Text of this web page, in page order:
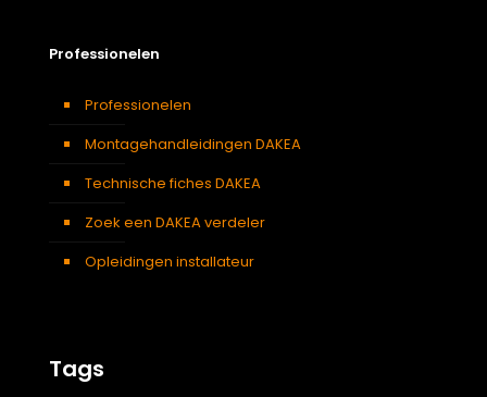
Professionelen
Professionelen
Montagehandleidingen DAKEA
Technische fiches DAKEA
Zoek een DAKEA verdeler
Opleidingen installateur
Tags